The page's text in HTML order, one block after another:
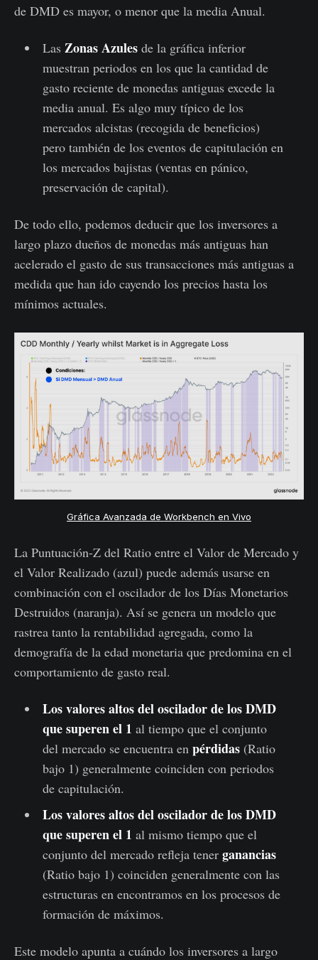
de DMD es mayor, o menor que la media Anual.
Las Zonas Azulesde la gráfica inferior
muestran periodos en los que la cantidad de
gasto reciente de monedas antiguas excede la
media anual. Es algo muy típico de los
mercados alcistas (recogida de beneficios)
pero también de los eventos de capitulación en
los mercados bajistas (ventas en pánico,
preservación de capital).
De todo ello, podemos deducir que los inversores a
largo plazo dueños de monedas más antiguas han
acelerado el gasto de sus transacciones más antiguas a
medida que han ido cayendo los precios hasta los
mínimos actuales.
Gráfica Avanzada de Workbench en Vivo
La Puntuación-Z del Ratio entre el Valor de Mercado y
el Valor Realizado (azul) puede además usarse en
combinación con el oscilador de los Días Monetarios
Destruidos (naranja). Así se genera un modelo que
rastrea tanto la rentabilidad agregada, como la
demografía de la edad monetaria que predomina en el
comportamiento de gasto real.
Los valores altos del oscilador de los DMD
que superen el 1 al tiempo que el conjunto
del mercado se encuentra en pérdidas(Ratio
bajo 1) generalmente coinciden con periodos
de capitulación.
Los valores altos del oscilador de los DMD
que superen el 1 al mismo tiempo que el
conjunto del mercado refleja tener ganancias
(Ratio bajo 1) coinciden generalmente con las
estructuras en encontramos en los procesos de
formación de máximos.
Este modelo apunta a cuándo los inversores a largo